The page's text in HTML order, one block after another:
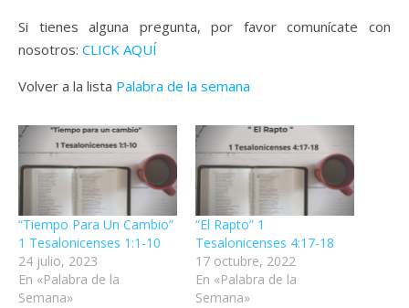
Si tienes alguna pregunta, por favor comunícate con
nosotros: CLICK AQUÍ
Volver a la lista Palabra de la semana
“Tiempo Para Un Cambio”
1 Tesalonicenses 1:1-10
24 julio, 2023
En «Palabra de la
Semana»
“El Rapto” 1
Tesalonicenses 4:17-18
17 octubre, 2022
En «Palabra de la
Semana»